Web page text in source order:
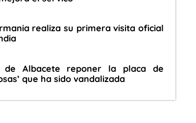
realiza su primera visita oficial
de Albacete reponer la placa de
que ha sido vandalizada